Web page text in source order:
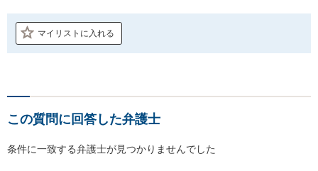
マイリストに入れる
この質問に回答した弁護士
条件に一致する弁護士が見つかりませんでした